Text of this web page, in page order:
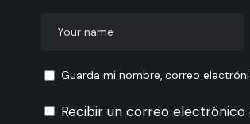
Guarda mi nombre, correo
Recibir un correo